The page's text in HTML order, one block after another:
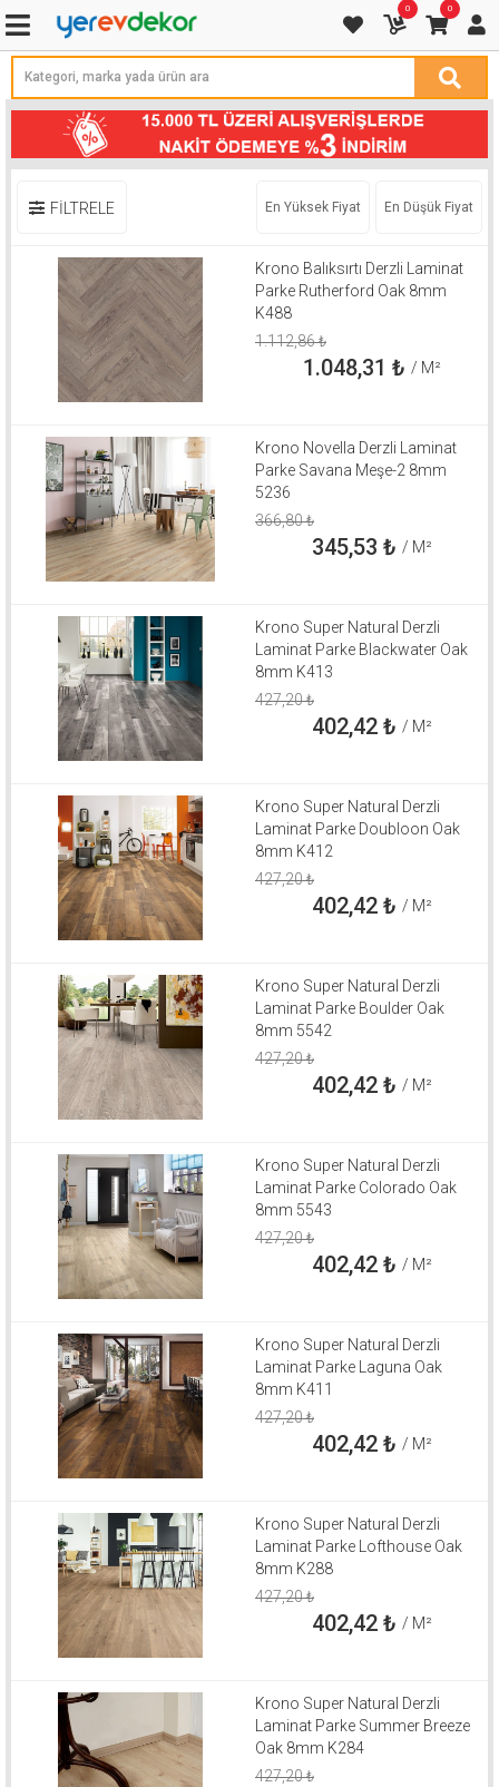
0 0
FİLTRELE En Yüksek Fiyat En Düşük Fiyat
Krono Balıksırtı Derzli Laminat
Parke Rutherford Oak 8mm
K488
1.112,86₺
1.048,31 ₺ / M²
Krono Novella Derzli Laminat
Parke Savana Meşe-2 8mm
5236
366,80₺
345,53 ₺ / M²
Krono Super Natural Derzli
Laminat Parke Blackwater Oak
8mm K413
427,20₺
402,42₺ / M²
Krono Super Natural Derzli
Laminat Parke Doubloon Oak
8mm K412
427,20₺
402,42₺ / M²
Krono Super Natural Derzli
Laminat Parke Boulder Oak
8mm 5542
427,20₺
402,42₺ / M²
Krono Super Natural Derzli
Laminat Parke Colorado Oak
8mm 5543
427,20₺
402,42₺ / M²
Krono Super Natural Derzli
Laminat Parke Laguna Oak
8mm K411
427,20₺
402,42₺ / M²
Krono Super Natural Derzli
Laminat Parke Lofthouse Oak
8mm K288
427,20₺
402,42₺ / M²
Krono Super Natural Derzli
Laminat Parke Summer Breeze
Oak 8mm K284
427,20₺